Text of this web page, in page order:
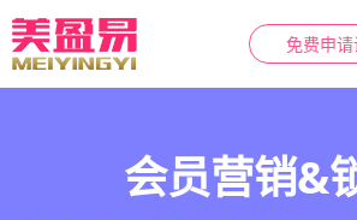
免费申
智慧养生馆管
会员营销&
预约与工位
健康档案与效